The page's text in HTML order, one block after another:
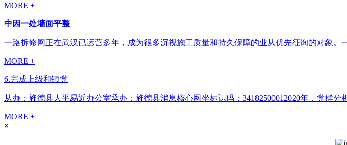
MORE +
中因一处墙面平整
一路拆修网正在武汉已运营多年，成为很多沉视施工质量和持久保障的业从优先征询的对象
MORE +
6.完成上级和镇党
从办：旌德县人平易近办公室承办：旌德县消息核心网坐标识码：34182500012020年，党群
MORE +
×